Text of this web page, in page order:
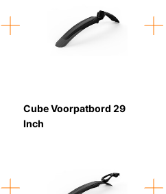
Cube Voorpatbord 29
Inch